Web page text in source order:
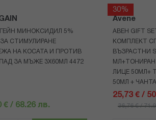
МИНОКСИДИЛ 5%
ЗА СТИМУЛИРАНЕ
НА КОСАТА И ПРОТИВ
ЗА МЪЖЕ 3X60МЛ 4472
€ / 68.26 лв.
30%
Avene
АВЕН GIFT
КОМПЛЕКТ
ВЪЗРАСТНИ
ЛИЦЕ 50МЛ+
50МЛ + ЧАНТА
25,73 € /
36,76 € /